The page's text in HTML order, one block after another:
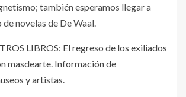
también esperamos llegar a
novelas de De Waal.
LIBROS: El regreso de los exiliados
masdearte. Información de
y artistas